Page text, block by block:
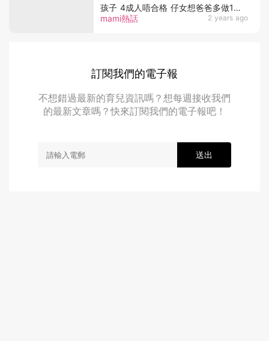
mami熱話 2 years ago
孩子 4成人唔合格 仔女想爸爸多做1件
事 究竟難唔難做到？
訂閱我們的電子報
不想錯過最新的育兒資訊嗎？想每週接收我們
的最新文章嗎？快來訂閱我們的電子報吧！
送出